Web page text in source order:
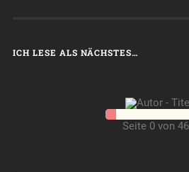
ICH LESE ALS NÄCHSTES…
Seite 0 von